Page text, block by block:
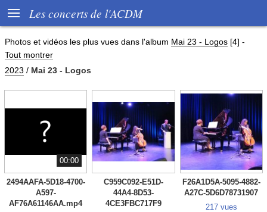
 Les concerts de l'ACDM
Photos et vidéos les plus vues dans l'album Mai 23 - Logos [4] -
Tout montrer
2023 / Mai 23 - Logos
00:00
2494AAFA-5D18-4700-
A597-
AF76A61146AA.mp4
C959C092-E51D-
44A4-8D53-
4CE3FBC717F9
F26A1D5A-5095-4882-
A27C-5D6D78731907
217 vues